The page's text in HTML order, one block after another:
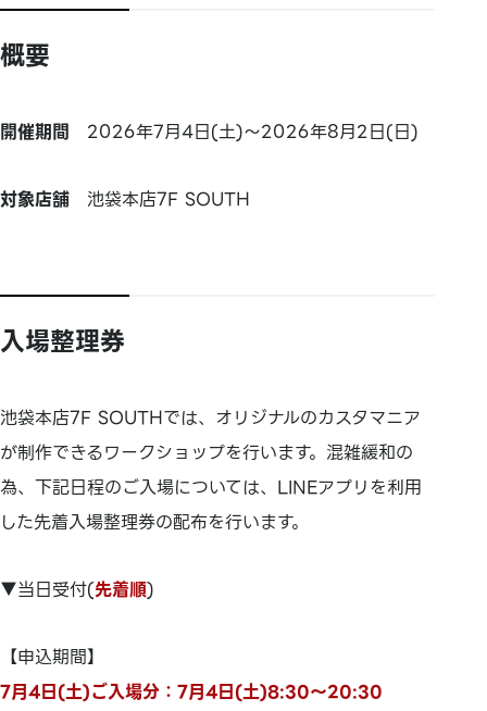
概要
開催期間 2026年7月4日(土)～2026年8月2日(日)
対象店舗 池袋本店7F SOUTH
入場整理券
池袋本店7F SOUTHでは、オリジナルのカスタマニア
が制作できるワークショップを行います。混雑緩和の
為、下記日程のご入場については、LINEアプリを利用
した先着入場整理券の配布を行います。
▼当日受付(先着順)
【申込期間】
7月4日(土)ご入場分：7月4日(土)8:30～20:30